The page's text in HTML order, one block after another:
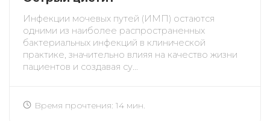
Инфекции мочевых путей (ИМП) остаются
одними из наиболее распространенных
бактериальных инфекций в клинической
практике, значительно влияя на качество жизни
пациентов и создавая су...
Время прочтения: 14 мин.